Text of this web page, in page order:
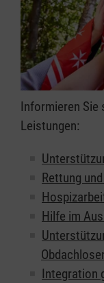
Informieren Sie
Leistungen:
Rettung
Hilfe im
Integration